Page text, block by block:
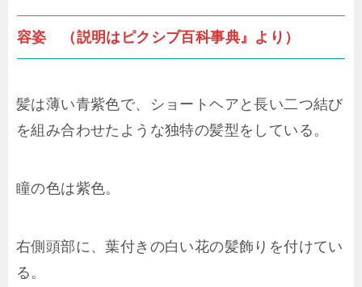
容姿 （説明はピクシブ百科事典』より）
髪は薄い青紫色で、ショートヘアと長い二つ結び
を組み合わせたような独特の髪型をしている。
瞳の色は紫色。
右側頭部に、葉付きの白い花の髪飾りを付けてい
る。